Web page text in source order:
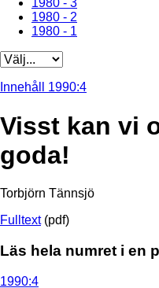
1980 - 3
1980 - 2
1980 - 1
Innehåll 1990:4
Visst kan vi
goda!
Torbjörn Tännsjö
Fulltext(pdf)
Läs hela numret i en
1990:4